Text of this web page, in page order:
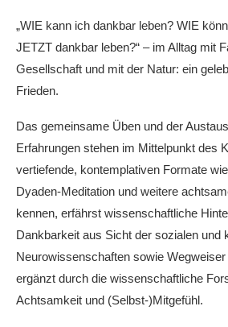
„WIE kann ich dankbar leben? WIE
JETZT dankbar leben?“ – im Alltag mit
Gesellschaft und mit der Natur: ein
Frieden.
Das gemeinsame Üben und der
Erfahrungen stehen im Mittelpunkt des
vertiefende, kontemplativen Formate
Dyaden-Meditation und weitere
kennen, erfährst wissenschaftliche
Dankbarkeit aus Sicht der sozialen und
Neurowissenschaften sowie
ergänzt durch die wissenschaftliche
Achtsamkeit und (Selbst-)Mitgefühl.